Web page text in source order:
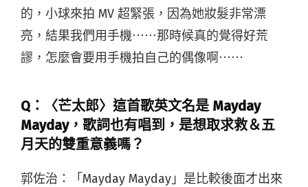
的，小球來拍 MV 超緊張，因為她妝髮非常漂
亮，結果我們用手機⋯⋯那時候真的覺得好荒
謬，怎麼會要用手機拍自己的偶像啊⋯⋯
Q：〈芒太郎〉這首歌英文名是 Mayday
Mayday，歌詞也有唱到，是想取求救＆五
月天的雙重意義嗎？
郭佐治：「 Mayday Mayday」是比較後面才出來